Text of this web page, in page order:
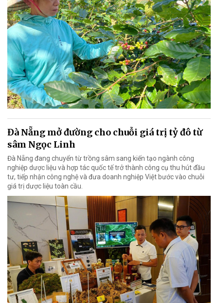
Đà Nẵng mở đường cho chuỗi giá trị tỷ đô từ
sâm Ngọc Linh
Đà Nẵng đang chuyển từ trồng sâm sang kiến tạo ngành công
nghiệp dược liệu và hợp tác quốc tế trở thành công cụ thu hút đầu
tư, tiếp nhận công nghệ và đưa doanh nghiệp Việt bước vào chuỗi
giá trị dược liệu toàn cầu.